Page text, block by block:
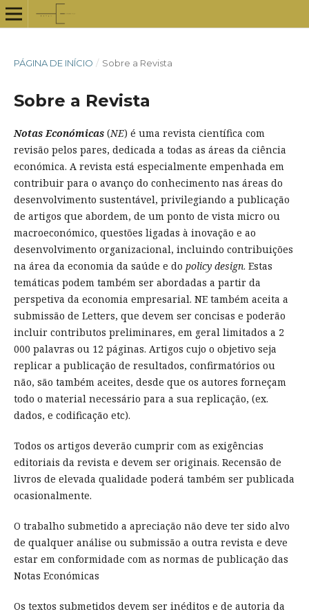
PÁGINA DE INÍCIO / Sobre a Revista
Sobre a Revista
Notas Económicas (NE) é uma revista científica com
revisão pelos pares, dedicada a todas as áreas da ciência
económica. A revista está especialmente empenhada em
contribuir para o avanço do conhecimento nas áreas do
desenvolvimento sustentável, privilegiando a publicação
de artigos que abordem, de um ponto de vista micro ou
macroeconómico, questões ligadas à inovação e ao
desenvolvimento organizacional, incluindo contribuições
na área da economia da saúde e do policy design. Estas
temáticas podem também ser abordadas a partir da
perspetiva da economia empresarial. NE também aceita a
submissão de Letters, que devem ser concisas e poderão
incluir contributos preliminares, em geral limitados a 2
000 palavras ou 12 páginas. Artigos cujo o objetivo seja
replicar a publicação de resultados, confirmatórios ou
não, são também aceites, desde que os autores forneçam
todo o material necessário para a sua replicação, (ex.
dados, e codificação etc).
Todos os artigos deverão cumprir com as exigências
editoriais da revista e devem ser originais. Recensão de
livros de elevada qualidade poderá também ser publicada
ocasionalmente.
O trabalho submetido a apreciação não deve ter sido alvo
de qualquer análise ou submissão a outra revista e deve
estar em conformidade com as normas de publicação das
Notas Económicas
Os textos submetidos devem ser inéditos e de autoria da